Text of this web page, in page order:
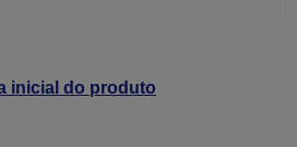
inicial do produto